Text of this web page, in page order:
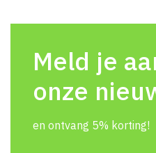
Meld je
onze
en ontvang 5% korting!